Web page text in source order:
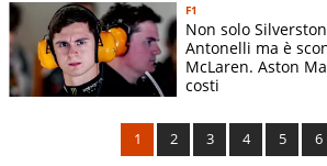
Belgium GP
Hungary GP
F1
Non solo
Antonelli ma è
McLaren. Aston
costi
1 2 3 4 5 6